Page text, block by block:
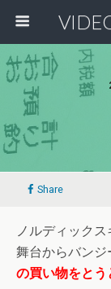
Share
ノルディック
舞台からバンジ
の買い物をとう